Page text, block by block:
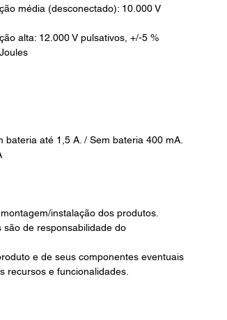
(desconectado): 10.000 V
12.000 V pulsativos, +/-5 %
até 1,5 A. / Sem bateria 400 mA.
instalação dos produtos.
são de responsabilidade do
e de seus componentes eventuais
recursos e funcionalidades.